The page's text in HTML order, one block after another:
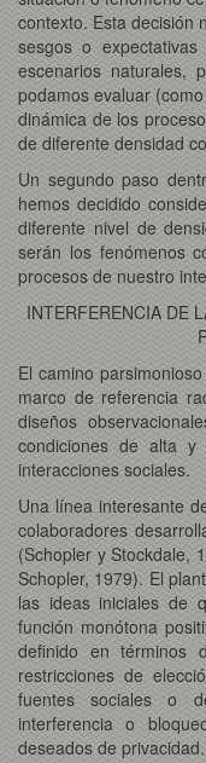
contexto. Esta decisión
sesgos o
escenarios naturales,
podamos evaluar
dinámica de los
de diferente densidad
Un segundo paso
hemos decidido
diferente nivel de
serán los fenómenos
procesos de nuestro
INTERFERENCIA DE
El camino
marco de referencia
diseños
condiciones de alta
interacciones sociales.
Una línea interesante
colaboradores
(Schopler y Stockdale,
Schopler, 1979). El
las ideas iniciales de
función monótona
definido en términos
restricciones de
fuentes sociales o
interferencia o
deseados de privacidad.